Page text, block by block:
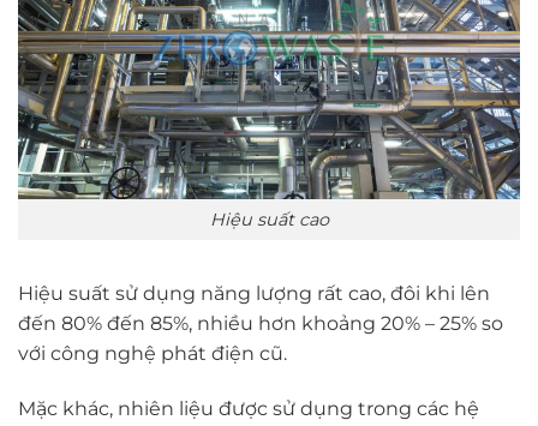
Hiệu suất cao
Hiệu suất sử dụng năng lượng rất cao, đôi khi lên
đến 80% đến 85%, nhiều hơn khoảng 20% – 25% so
với công nghệ phát điện cũ.
Mặc khác, nhiên liệu được sử dụng trong các hệ